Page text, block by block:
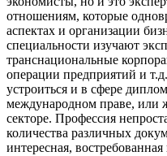
отношениям, которые
аспектах и организации
специальности изучают
транснациональные
операции предприятий и
устроиться и в сфере
международном праве, или
секторе. Профессия
количества различных
интересная,